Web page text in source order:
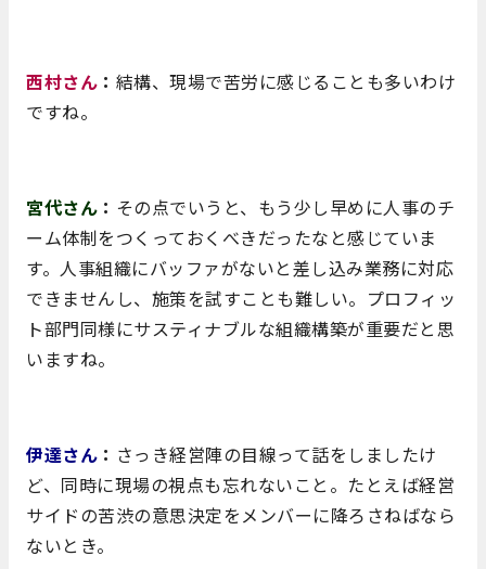
西村さん ： 結構、現場で苦労に感じることも多いわけ
ですね。
宮代さん ： その点でいうと、もう少し早めに人事のチ
ーム体制をつくっておくべきだったなと感じていま
す。人事組織にバッファがないと差し込み業務に対応
できませんし、施策を試すことも難しい。プロフィッ
ト部門同様にサスティナブルな組織構築が重要だと思
いますね。
伊達さん ： さっき経営陣の目線って話をしましたけ
ど、同時に現場の視点も忘れないこと。たとえば経営
サイドの苦渋の意思決定をメンバーに降ろさねばなら
ないとき。